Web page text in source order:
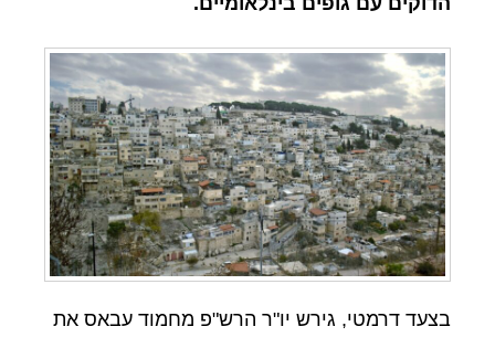
בצעד דרמטי, גירש יו"ר הרש"פ מחמוד עבאס את